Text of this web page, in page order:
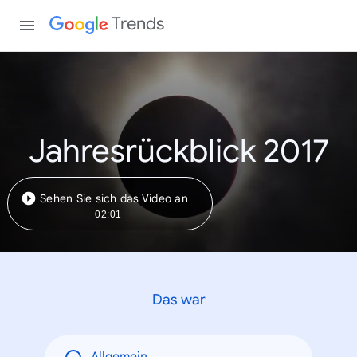
Trends
Jahresrückblick 2017
Sehen Sie sich das Video an
02:01
Das war